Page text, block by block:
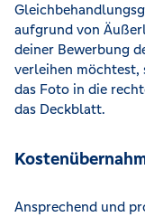
aufgrund von
deiner Bewerbung
verleihen möchtest,
das Foto in die
das Deckblatt.
Ansprechend und